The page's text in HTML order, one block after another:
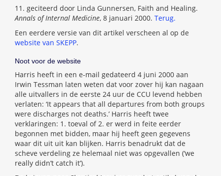
11. geciteerd door Linda Gunnersen, Faith and Healing.
Annals of Internal Medicine, 8 januari 2000. Terug.
Een eerdere versie van dit artikel verscheen al op de
website van SKEPP.
Noot voor de website
Harris heeft in een e-mail gedateerd 4 juni 2000 aan
Irwin Tessman laten weten dat voor zover hij kan nagaan
alle uitvallers in de eerste 24 uur de CCU levend hebben
verlaten: ‘It appears that all departures from both groups
were discharges not deaths.’ Harris heeft twee
verklaringen: 1. toeval of 2. er werd in feite eerder
begonnen met bidden, maar hij heeft geen gegevens
waar dit uit uit kan blijken. Harris benadrukt dat de
scheve verdeling ze helemaal niet was opgevallen (‘we
really didn’t catch it’).